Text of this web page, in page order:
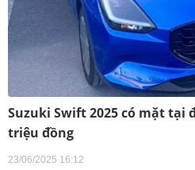
Suzuki Swift 2025 có mặt tại
triệu đồng
23/06/2025 16:12